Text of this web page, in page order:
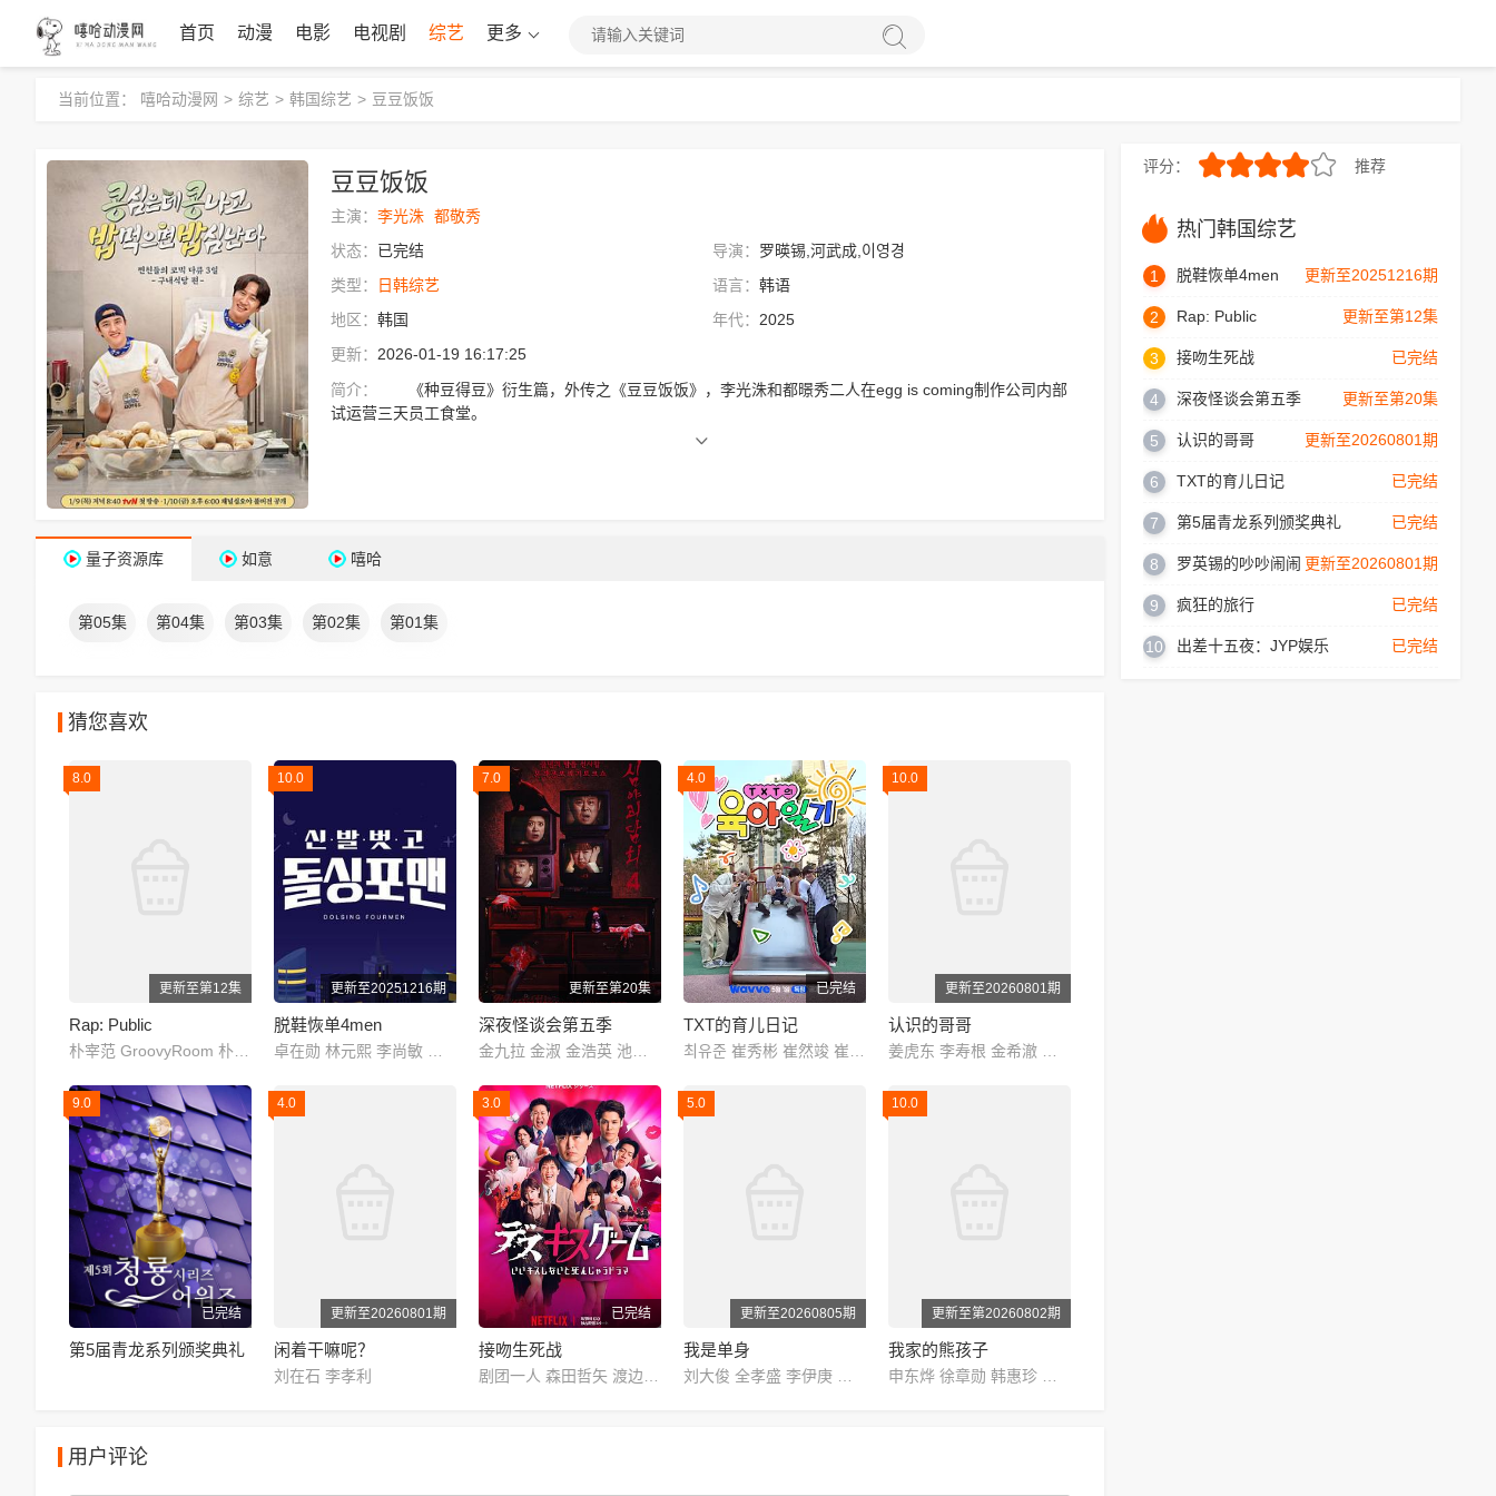
首页 动漫 电影 电视剧 综艺 更多
当前位置： 嘻哈动漫网 > 综艺 > 韩国综艺 > 豆豆饭饭
豆豆饭饭
主演： 李光洙 都敬秀
状态： 已完结 导演： 罗暎锡,河武成,이영경
类型：
日韩综艺 语言： 韩语
地区： 韩国 年代： 2025
更新： 2026-01-19 16:17:25
简介：
《种豆得豆》衍生篇，外传之《豆豆饭饭》，李光洙和都暻秀二人在egg is coming制作公司内部
试运营三天员工食堂。
量子资源库 如意 嘻哈
第05集 第04集 第03集 第02集 第01集
猜您喜欢
8.0
更新至第12集
Rap: Public
10.0
更新至20251216期
脱鞋恢单4men
7.0
更新至第20集
深夜怪谈会第五季
4.0
已完结
TXT的育儿日记
10.0
更新至20260801期
认识的哥哥
9.0
已完结
第5届青龙系列颁奖典礼
4.0
更新至20260801期
闲着干嘛呢？
刘在石 李孝利
3.0
已完结
接吻生死战
5.0
更新至20260805期
我是单身
10.0
更新至第20260802期
我家的熊孩子
用户评论
评分： 推荐
热门韩国综艺
1 更新至20251216期
脱鞋恢单4men
2 更新至第12集
Rap: Public
3 已完结
接吻生死战
4 更新至第20集
深夜怪谈会第五季
5 更新至20260801期
认识的哥哥
6 已完结
TXT的育儿日记
7 已完结
第5届青龙系列颁奖典礼
8 更新至20260801期
罗英锡的吵吵闹闹
9 已完结
疯狂的旅行
10 已完结
出差十五夜：JYP娱乐